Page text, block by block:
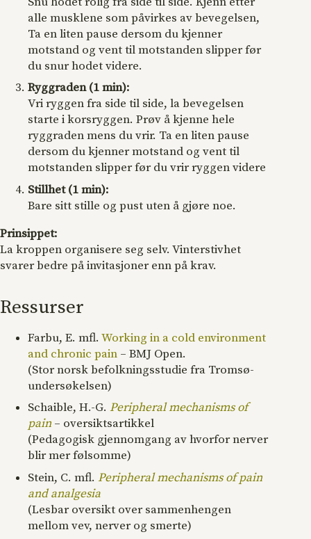
alle musklene som påvirkes av bevegelsen,
Ta en liten pause dersom du kjenner
motstand og vent til motstanden slipper før
du snur hodet videre.
Ryggraden (1 min):
Vri ryggen fra side til side, la bevegelsen
starte i korsryggen. Prøv å kjenne hele
ryggraden mens du vrir. Ta en liten pause
dersom du kjenner motstand og vent til
motstanden slipper før du vrir ryggen videre
Stillhet (1 min):
Bare sitt stille og pust uten å gjøre noe.
Prinsippet:
La kroppen organisere seg selv. Vinterstivhet
svarer bedre på invitasjoner enn på krav.
Ressurser
Farbu, E. mfl. Working in a cold environment
and chronic pain – BMJ Open.
(Stor norsk befolkningsstudie fra Tromsø-
undersøkelsen)
Schaible, H.-G. Peripheral mechanisms of
pain – oversiktsartikkel
(Pedagogisk gjennomgang av hvorfor nerver
blir mer følsomme)
Stein, C. mfl. Peripheral mechanisms of pain
and analgesia
(Lesbar oversikt over sammenhengen
mellom vev, nerver og smerte)